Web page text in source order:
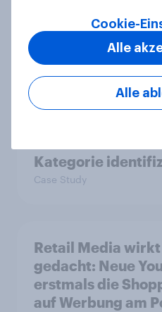
Artikel
Wie FRoSTA mit
Kategorie
Case Study
Retail Media wirkt
gedacht: Neue
erstmals die
auf Werbung am
Cookie-
Alle
Alle